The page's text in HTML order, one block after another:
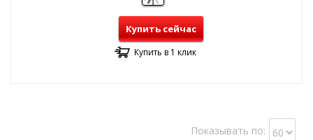
Купить сейчас
Купить в 1 клик
Показывать по: